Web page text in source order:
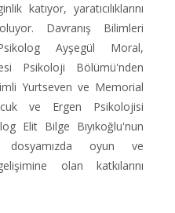
katıyor, yaratıcılıklarını
Davranış Bilimleri
Ayşegül Moral,
Psikoloji Bölümü'nden
Yurtseven ve Memorial
ve Ergen Psikolojisi
Elit Bilge Bıyıkoğlu'nun
dosyamızda oyun ve
olan katkılarını